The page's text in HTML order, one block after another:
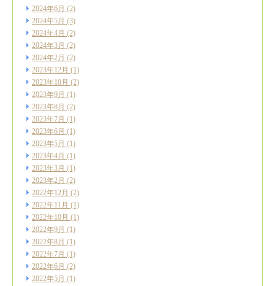
2024年6月 (2)
2024年5月 (3)
2024年4月 (2)
2024年3月 (2)
2024年2月 (2)
2023年12月 (1)
2023年10月 (2)
2023年9月 (1)
2023年8月 (2)
2023年7月 (1)
2023年6月 (1)
2023年5月 (1)
2023年4月 (1)
2023年3月 (1)
2023年2月 (2)
2022年12月 (2)
2022年11月 (1)
2022年10月 (1)
2022年9月 (1)
2022年8月 (1)
2022年7月 (1)
2022年6月 (2)
2022年5月 (1)